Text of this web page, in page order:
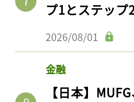
プ1とステッ
2026/08/01
金融
【日本】